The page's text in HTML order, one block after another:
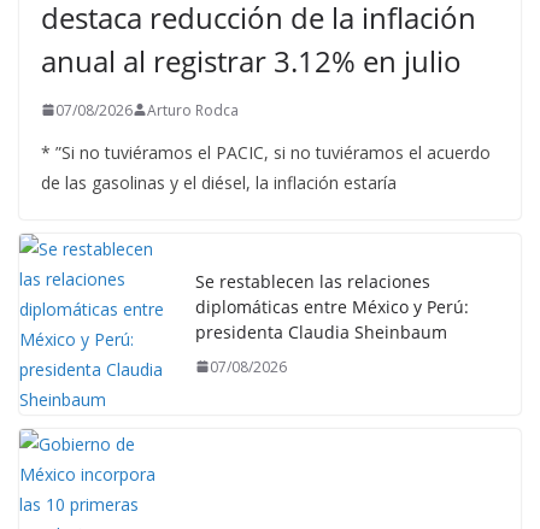
destaca reducción de la inflación
anual al registrar 3.12% en julio
07/08/2026 Arturo Rodca
* ”Si no tuviéramos el PACIC, si no tuviéramos el acuerdo
de las gasolinas y el diésel, la inflación estaría
Se restablecen las relaciones
diplomáticas entre México y Perú:
presidenta Claudia Sheinbaum
07/08/2026